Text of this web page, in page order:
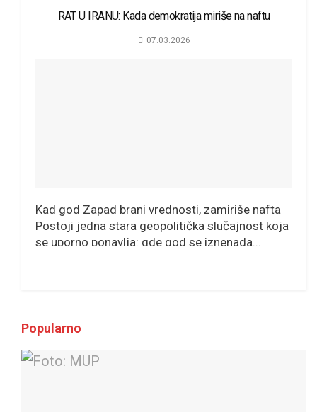
RAT U IRANU: Kada demokratija miriše na naftu
07.03.2026
Kad god Zapad brani vrednosti, zamiriše nafta
Postoji jedna stara geopolitička slučajnost koja
se uporno ponavlja: gde god se iznenada...
Popularno